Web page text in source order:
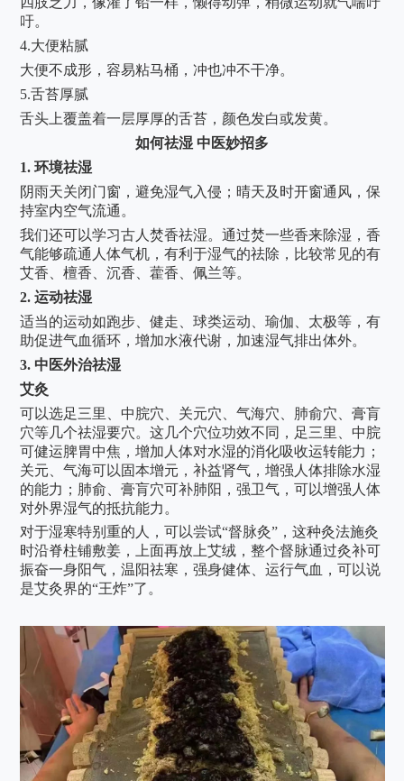
吁。
4.大便粘腻
大便不成形，容易粘马桶，冲也冲不干净。
5.舌苔厚腻
舌头上覆盖着一层厚厚的舌苔，颜色发白或发黄。
如何祛湿 中医妙招多
1. 环境祛湿
阴雨天关闭门窗，避免湿气入侵；晴天及时开窗通风，保
持室内空气流通。
我们还可以学习古人焚香祛湿。通过焚一些香来除湿，香
气能够疏通人体气机，有利于湿气的祛除，比较常见的有
艾香、檀香、沉香、藿香、佩兰等。
2. 运动祛湿
适当的运动如跑步、健走、球类运动、瑜伽、太极等，有
助促进气血循环，增加水液代谢，加速湿气排出体外。
3. 中医外治祛湿
艾灸
可以选足三里、中脘穴、关元穴、气海穴、肺俞穴、膏肓
穴等几个祛湿要穴。这几个穴位功效不同，足三里、中脘
可健运脾胃中焦，增加人体对水湿的消化吸收运转能力；
关元、气海可以固本增元，补益肾气，增强人体排除水湿
的能力；肺俞、膏肓穴可补肺阳，强卫气，可以增强人体
对外界湿气的抵抗能力。
对于湿寒特别重的人，可以尝试“督脉灸”，这种灸法施灸
时沿脊柱铺敷姜，上面再放上艾绒，整个督脉通过灸补可
振奋一身阳气，温阳祛寒，强身健体、运行气血，可以说
是艾灸界的“王炸”了。